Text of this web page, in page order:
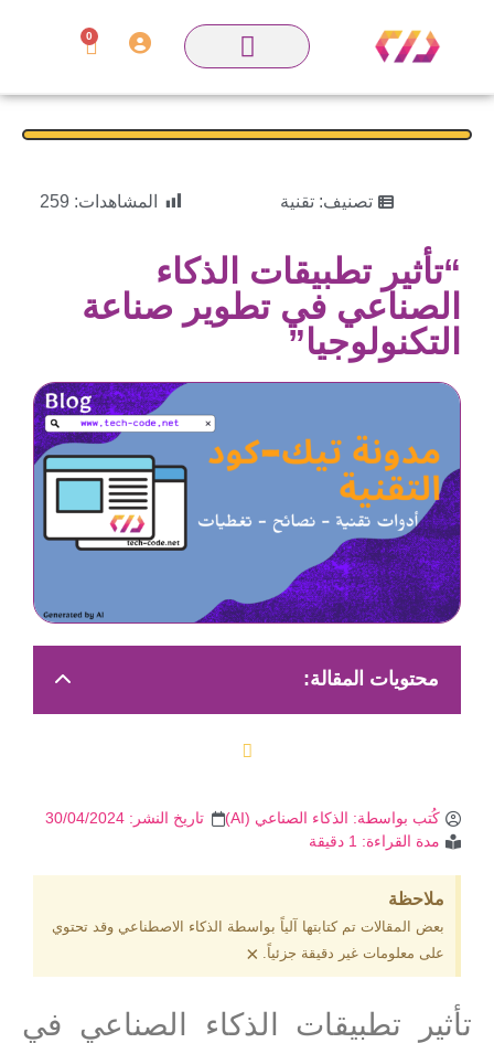
0
تصنيف: تقنية المشاهدات: 259
“تأثير تطبيقات الذكاء
الصناعي في تطوير صناعة
التكنولوجيا”
محتويات المقالة:
كُتب بواسطة: الذكاء الصناعي (AI) تاريخ النشر: 30/04/2024
مدة القراءة: 1 دقيقة
ملاحظة
بعض المقالات تم كتابتها آلياً بواسطة الذكاء الاصطناعي وقد تحتوي
على معلومات غير دقيقة جزئياً. ×
تأثير تطبيقات الذكاء الصناعي في